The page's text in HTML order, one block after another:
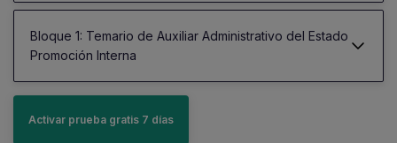
Bloque 1: Temario de Auxiliar Administrativo del Estado
Promoción Interna
Activar prueba gratis 7 días